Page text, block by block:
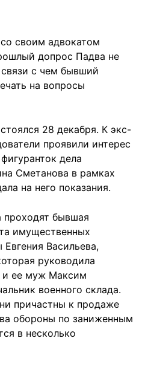
своим адвокатом
допрос Падва не
связи с чем бывший
на вопросы
28 декабря. К экс-
проявили интерес
дела
Сметанова в рамках
на него показания.
проходят бывшая
имущественных
Васильева,
руководила
и ее муж Максим
военного склада.
причастны к продаже
обороны по заниженным
в несколько